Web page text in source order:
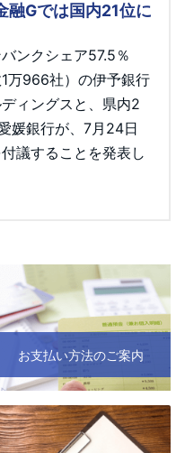
Gでは国内21位に
ンクシェア57.5％
1万966社）の伊予銀行
ィングスと、県内2
媛銀行が、7月24日
議することを発表し
お支払い方法のご案内